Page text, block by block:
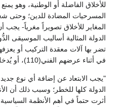
للأخلاق الفاضلة أو الوطنية، وهو
المسرحيات المضادة للدين؛ وحتى
المغاير للأخلاق تصويراً مغرياً-
الدولة المثالية أساليب الموسيقى
تضر بها آلات معقدة التركيب أو
في أثناء عرضهم الفني(110)، أو يُدخلون فيها بدعاً متطرفة.
"يجب الابتعاد عن إضافة أي نوع
الدولة كلها للخطر؛ وسبب ذلك أن
أثرت حتماً في أهم الأنظمة